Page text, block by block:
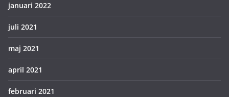
januari 2022
juli 2021
maj 2021
april 2021
februari 2021